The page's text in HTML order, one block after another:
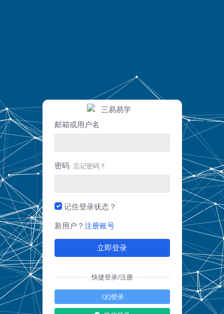
邮箱或用户名
密码 忘记密码？
记住登录状态？
新用户？ 注册账号
立即登录
快捷登录/注册
QQ登录